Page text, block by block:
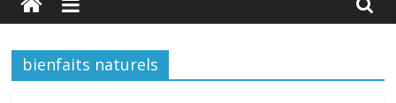
Santé
Labienfaits naturels